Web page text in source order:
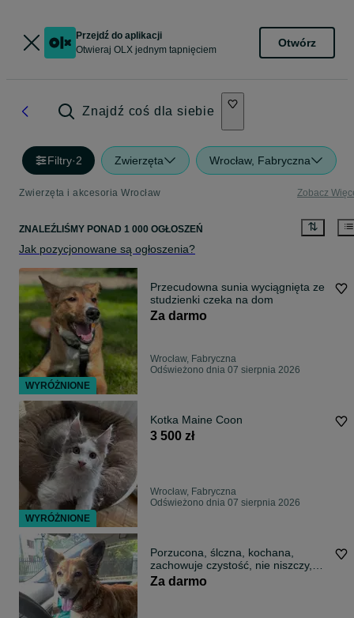
Przejdź do aplikacji
Otwieraj OLX jednym tapnięciem
Otwórz
Znajdź coś dla siebie
Filtry·2 Zwierzęta Wrocław, Fabryczna
Zwierzęta i akcesoria Wrocław Zobacz
ZNALEŹLIŚMY PONAD 1 000 OGŁOSZEŃ
Jak pozycjonowane są ogłoszenia?
Przecudowna sunia wyciągnięta ze
studzienki czeka na dom
Za darmo
Wrocław, Fabryczna
Odświeżono dnia 07 sierpnia 2026
Kotka Maine Coon
3 500 zł
Wrocław, Fabryczna
Odświeżono dnia 07 sierpnia 2026
Porzucona, ślczna, kochana,
zachowuje czystość, nie niszczy,
jeździ autem, sunia szuka domu
Za darmo
WYRÓŻNIONE
WYRÓŻNIONE